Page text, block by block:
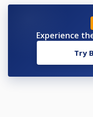
Experience
Try